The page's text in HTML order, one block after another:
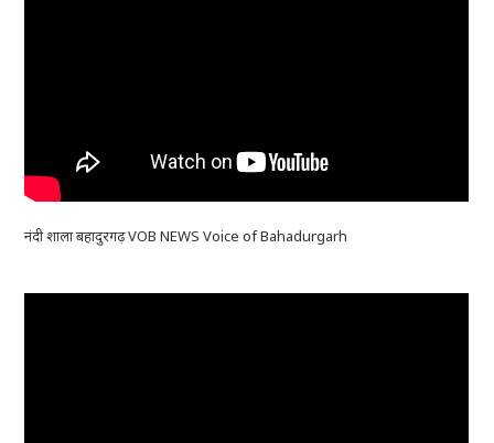
नंदी शाला बहादुरगढ़ VOB NEWS Voice of Bahadurgarh